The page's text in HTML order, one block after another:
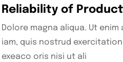
Reliability of Product
Dolore magna aliqua. Ut enim
iam, quis nostrud
exeaco oris nisi ut ali